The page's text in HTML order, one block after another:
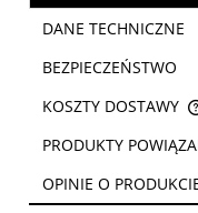
DANE TECHNICZNE
BEZPIECZEŃSTWO
KOSZTY DOSTAWY
CENA NIE ZAWIERA
PRODUKTY
OPINIE O